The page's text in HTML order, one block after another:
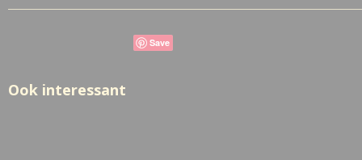
Save
Ook interessant